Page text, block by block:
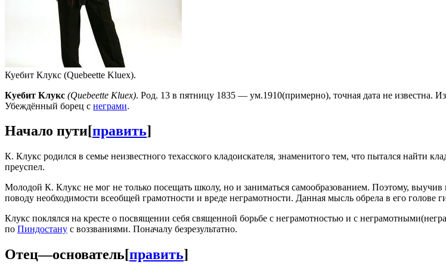
Куебит Клукс (Quebeette Kluex).
Куебит Клукс (Quebeette Kluex). Род. 13 в пятницу 1835 — ум.1910(примерно), точная дата не известна.
Убеждённый борец с неграми.
Начало пути[править]
К. Клукс родился в семье неизвестного техасского кладоискателя, знаменитого тем, что пытался найти
преуспел.
Молодой К. Клукс не мог не только посещать школу, но и заниматься самообразованием. Поэтому,
поводу необходимости всеобщей грамотности и вреде неграмотности. Данная мысль обрела в его
Клукс поклялся на кресте о посвящении себя священной борьбе с неграмотностью и с
по Пиндостану с воззваниями. Поначалу безрезультатно.
Отец—основатель[править]